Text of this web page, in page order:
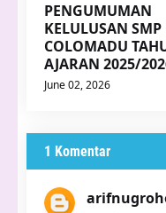
PENGUMUMAN
KELULUSAN
COLOMADU
AJARAN 2025/
June 02, 2026
1 Komentar